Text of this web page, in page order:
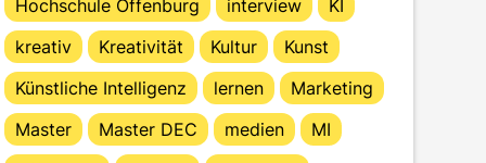
Hochschule Offenburg
interview
KI
kreativ
Kreativität Kultur
Kunst
Künstliche Intelligenz
lernen
Marketing
Master
Master DEC medien
MI